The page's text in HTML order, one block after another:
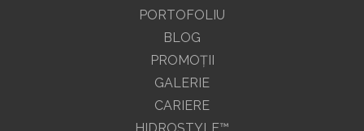
PORTOFOLIU
BLOG
PROMOŢII
GALERIE
CARIERE
HIDROSTYLE™